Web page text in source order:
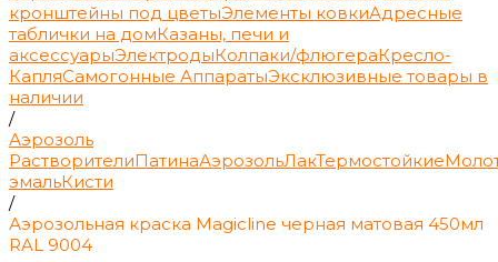
кронштейны под цветыЭлементы ковкиАдресные
таблички на домКазаны, печи и
аксессуарыЭлектродыКолпаки/флюгераКресло-
КапляСамогонные АппаратыЭксклюзивные товары в
наличии
/
Аэрозоль
РастворителиПатинаАэрозольЛакТермостойкие
эмальКисти
/
Аэрозольная краска Magicline черная матовая 450мл
RAL 9004